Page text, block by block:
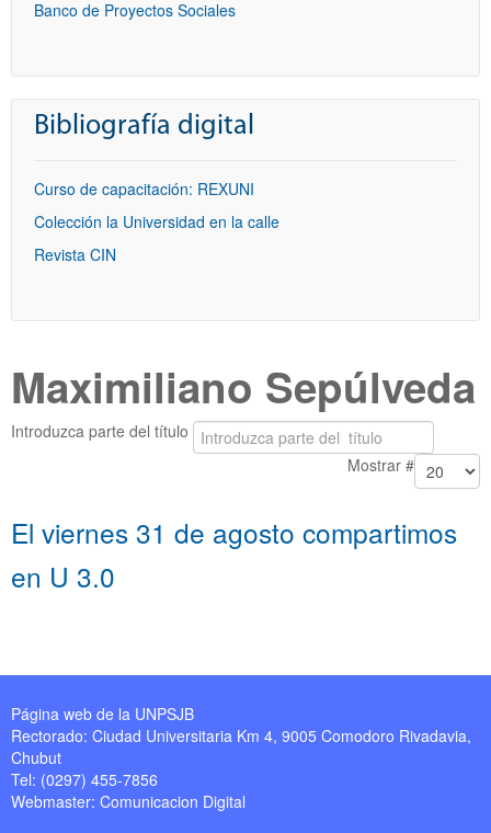
Banco de Proyectos Sociales
Bibliografía digital
Curso de capacitación: REXUNI
Colección la Universidad en la calle
Revista CIN
Maximiliano Sepúlveda
Introduzca parte del título
Mostrar #
El viernes 31 de agosto compartimos
en U 3.0
Página web de la UNPSJB
Rectorado: Ciudad Universitaria Km 4, 9005 Comodoro Rivadavia,
Chubut
Tel: (0297) 455-7856
Webmaster: Comunicacion Digital